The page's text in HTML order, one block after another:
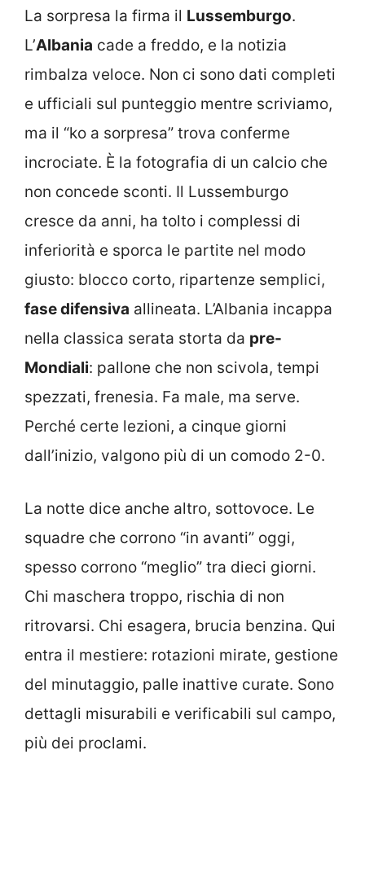
La sorpresa la firma il Lussemburgo.
L’Albania cade a freddo, e la notizia
rimbalza veloce. Non ci sono dati completi
e ufficiali sul punteggio mentre scriviamo,
ma il “ko a sorpresa” trova conferme
incrociate. È la fotografia di un calcio che
non concede sconti. Il Lussemburgo
cresce da anni, ha tolto i complessi di
inferiorità e sporca le partite nel modo
giusto: blocco corto, ripartenze semplici,
fase difensiva allineata. L’Albania incappa
nella classica serata storta da pre-
Mondiali: pallone che non scivola, tempi
spezzati, frenesia. Fa male, ma serve.
Perché certe lezioni, a cinque giorni
dall’inizio, valgono più di un comodo 2-0.
La notte dice anche altro, sottovoce. Le
squadre che corrono “in avanti” oggi,
spesso corrono “meglio” tra dieci giorni.
Chi maschera troppo, rischia di non
ritrovarsi. Chi esagera, brucia benzina. Qui
entra il mestiere: rotazioni mirate, gestione
del minutaggio, palle inattive curate. Sono
dettagli misurabili e verificabili sul campo,
più dei proclami.